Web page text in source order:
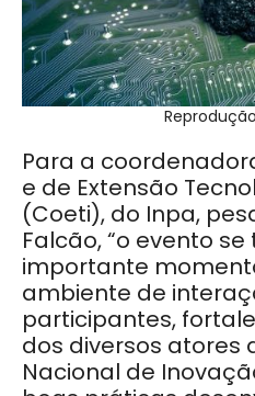
Para a
e de Extensão
(Coeti), do Inpa,
Falcão, “o evento
importante
ambiente de
participantes,
dos diversos atores
Nacional de